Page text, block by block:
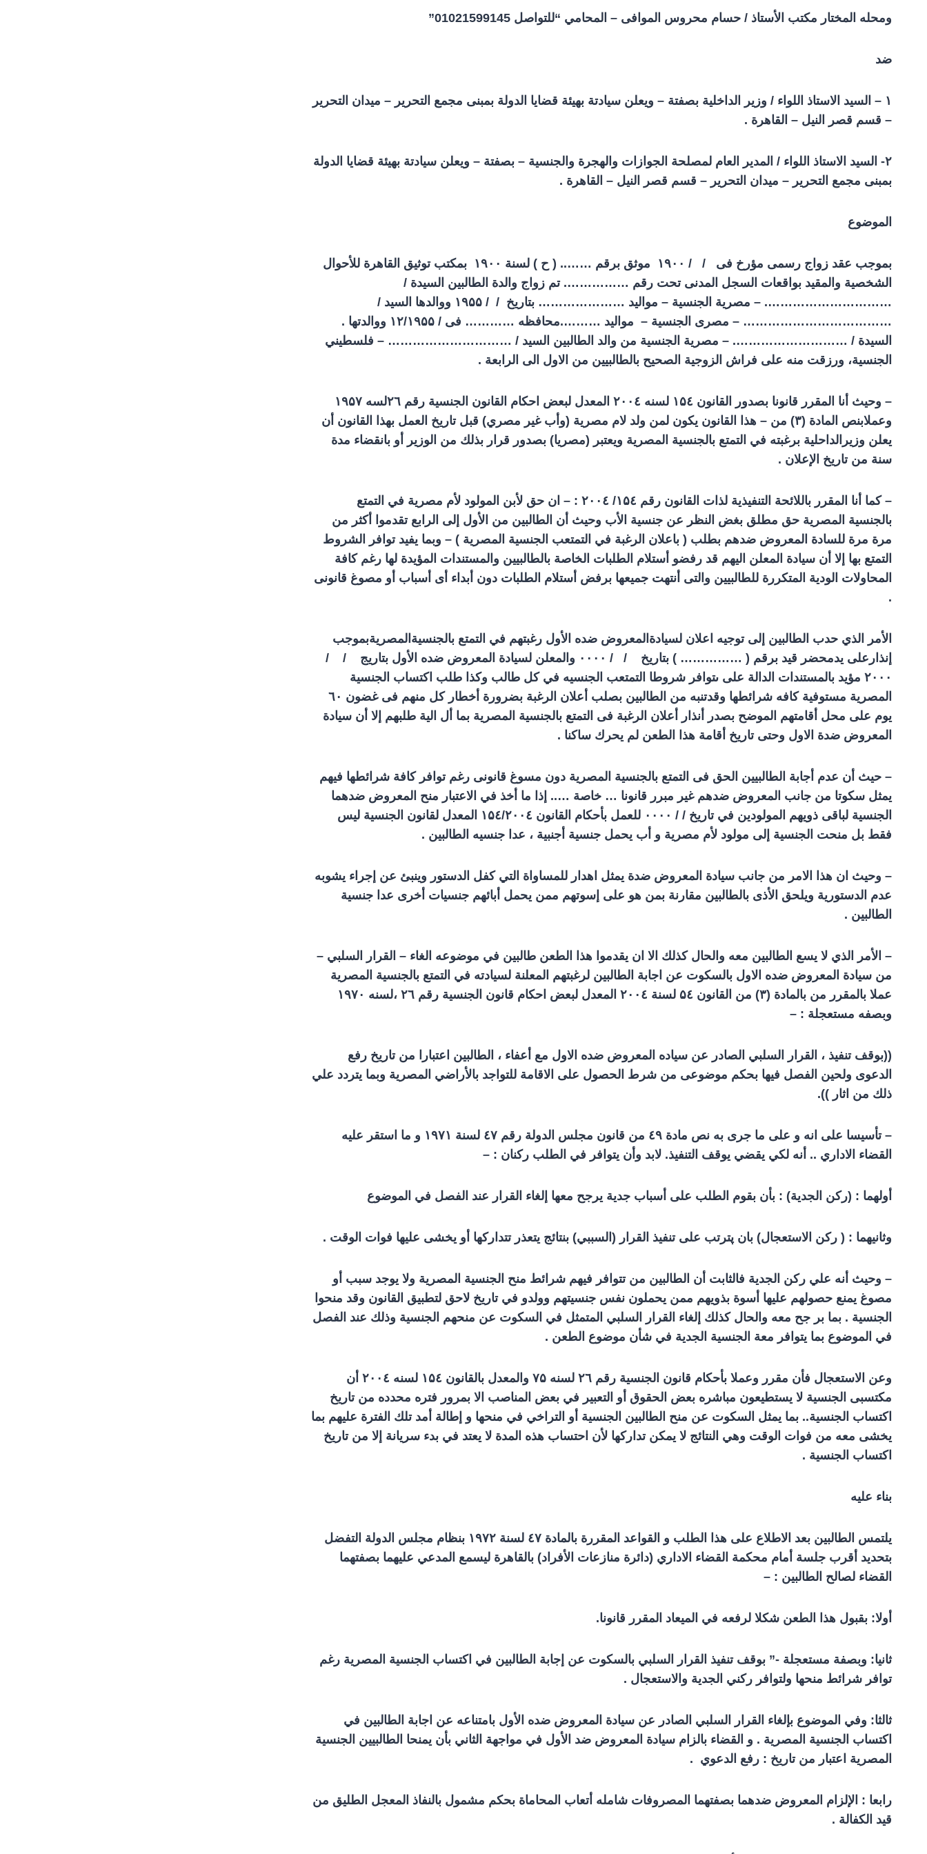
ومحله المختار مكتب الأستاذ / حسام محروس الموافى – المحامي “للتواصل 01021599145”
ضد
۱ –
السيد الاستاذ اللواء / وزير الداخلية بصفتة – ويعلن سيادتة بهيئة قضايا الدولة بمبنى مجمع التحرير – ميدان التحرير
– قسم قصر النيل – القاهرة .
۲-
السيد الاستاذ اللواء / المدير العام لمصلحة الجوازات والهجرة والجنسية – بصفتة – ويعلن سيادتة بهيئة قضايا الدولة
بمبنى مجمع التحرير – ميدان التحرير – قسم قصر النيل – القاهرة .
الموضوع
بموجب عقد زواج رسمى مؤرخ فى / / ۱۹۰۰ موثق برقم …….. ( ح ) لسنة ۱۹۰۰ بمكتب توثيق القاهرة للأحوال
الشخصية والمقيد بواقعات السجل المدنى تحت رقم ……………. تم زواج والدة الطالبين السيدة /
…………………………. – مصرية الجنسية – مواليد ………………… بتاريخ / /۱۹۵۵ ووالدها السيد /
……………………………… – مصرى الجنسية – مواليد ……….محافظه ………… فى /۱۲/۱۹۵۵ ووالدتها .
السيدة / ………………………. – مصرية الجنسية من والد الطالبين السيد / ………………………… – فلسطيني
الجنسية، ورزقت منه على فراش الزوجية الصحيح بالطالبيين من الاول الى الرابعة .
– وحيث أنا المقرر قانونا بصدور القانون ۱۵٤ لسنه ۲۰۰ ٤ المعدل لبعض احكام القانون الجنسية رقم ۲٦لسه
۱۹۵۷
وعملابنص المادة (۳) من – هذا القانون يكون لمن ولد لام مصرية (وأب غير مصري) قبل تاريخ العمل بهذا القانون أن
يعلن وزيرالداحلية برغبته في التمتع بالجنسية المصرية ويعتبر (مصريا) بصدور قرار بذلك من الوزير أو بانقضاء مدة
سنة من تاريخ الإعلان .
– كما أنا المقرر باللائحة التنفيذية لذات القانون رقم ۱۵٤/ ۲۰۰ ٤ : – ان حق لأبن المولود لأم مصرية في التمتع
بالجنسية المصرية حق مطلق بغض النظر عن جنسية الأب وحيث أن الطالبين من الأول إلى الرابع تقدموا أكثر من
مرة مرة للسادة المعروض ضدهم بطلب ( باعلان الرغبة في التمتعب الجنسية المصرية ) – وبما يفيد توافر الشروط
التمتع بها إلا أن سيادة المعلن اليهم قد رفضو أستلام الطلبات الخاصة بالطالبيين والمستندات المؤيدة لها رغم كافة
المحاولات الودية المتكررة للطالبيين والتى أنتهت جميعها برفض أستلام الطلبات دون أبداء أى أسباب أو مصوغ قانونى
.
الأمر الذي حدب الطالبين إلى توجيه اعلان لسيادةالمعروض ضده الأول رغبتهم في التمتع بالجنسيةالمصريةبموجب
إنذارعلى يدمحضر قيد برقم ( …………… ) بتاریخ / / ۰۰۰۰ والمعلن لسيادة المعروض ضده الأول بتاريج / /
۲۰۰۰ مؤيد بالمستندات الدالة على ىتوافر شروطا التمتعب الجنسيه في كل طالب وكذا طلب اكتساب الجنسية
المصرية مستوفية كافه شرائطها وقدتنبه من الطالبين بصلب أعلان الرغبة بضرورة أخطار كل منهم فى غضون ٦ ۰
يوم على محل أقامتهم الموضح بصدر أنذار أعلان الرغبة فى التمتع بالجنسية المصرية بما أل الية طلبهم إلا أن سيادة
المعروض ضدة الاول وحتى تاريخ أقامة هذا الطعن لم يحرك ساكنا .
– حيث أن عدم أجابة الطالبيين الحق فى التمتع بالجنسية المصرية دون مسوغ قانونى رغم توافر كافة شرائطها فيهم
يمثل سكوتا من جانب المعروض ضدهم غير مبرر قانونا … خاصة ….. إذا ما أخذ في الاعتبار منح المعروض ضدهما
الجنسية لباقى ذويهم المولودين في تاريخ / / ۰۰۰۰ للعمل بأحكام القانون ۱۵٤/۲۰۰
٤ المعدل لقانون الجنسية ليس
فقط بل منحت الجنسية إلى مولود لأم مصرية و أب يحمل جنسية أجنبية ، عدا جنسيه الطالبين .
– وحيث ان هذا الامر من جانب سيادة المعروض ضدة يمثل اهدار للمساواة التي كفل الدستور وينبئ عن إجراء يشوبه
عدم الدستورية ويلحق الأذى بالطالبين مقارنة بمن هو علی إسوتهم ممن يحمل أبائهم جنسيات أخرى عدا جنسية
الطالبين .
– الأمر الذي لا يسع الطالبين معه والحال كذلك الا ان يقدموا هذا الطعن طالبين في موضوعه الغاء – القرار السلبي –
من سيادة المعروض ضده الاول بالسكوت عن اجابة الطالبين لرغبتهم المعلنة لسيادته في التمتع بالجنسية المصرية
عملا بالمقرر من بالمادة (۳) من القانون ۵٤ لسنة ۲۰۰ ٤ المعدل لبعض احكام قانون الجنسية رقم ۲٦ ،لسنه
۱۹۷۰
وبصفه مستعجلة : –
((بوقف تنفيذ ، القرار السلبي الصادر عن سياده المعروض ضده الاول مع أعفاء ، الطالبين اعتبارا من تاريخ رفع
الدعوى ولحين الفصل فيها بحكم موضوعى من شرط الحصول على الاقامة للتواجد بالأراضي المصرية وبما يتردد علي
ذلك من اثار )).
– تأسيسا على انه و على ما جرى به نص مادة ٤۹ من قانون مجلس الدولة رقم ٤۷ لسنة ۱۹۷۱ و ما استقر عليه
القضاء الاداري .. أنه لكي يقضي يوقف التنفيذ. لابد وأن يتوافر في الطلب ركنان : –
أولهما : (ركن الجدية) : بأن بقوم الطلب على أسباب جدية يرجح معها إلغاء القرار عند الفصل في الموضوع
وثانيهما : ( ركن الاستعجال) بان پترتب على تنفيذ القرار (السببي) بنتائج يتعذر تتداركها أو يخشى عليها فوات الوقت .
– وحيث أنه علي ركن الجدية فالثابت أن الطالبين من تتوافر فيهم شرائط منح الجنسية المصرية ولا يوجد سبب أو
مصوغ يمنع حصولهم عليها أسوة بذويهم ممن يحملون نفس جنسيتهم وولدو في تاريخ لاحق لتطبيق القانون وقد منحوا
الجنسية . بما بر جح معه والحال كذلك إلغاء القرار السلبي المتمثل في السكوت عن منحهم الجنسية وذلك عند الفصل
في الموضوع بما يتوافر معة الجنسية الجدية في شأن موضوع الطعن .
وعن الاستعجال فأن مقرر وعملا بأحكام قانون الجنسية رقم ۲٦ لسنه ۷۵ والمعدل بالقانون ۱۵٤ لسنه ۲۰۰ ٤ أن
مكتسبى الجنسية لا يستطيعون مباشره بعض الحقوق أو التعبير في بعض المناصب الا بمرور فتره محدده من تاريخ
اكتساب الجنسية.. بما يمثل السكوت عن منح الطالبين الجنسية أو التراخي في منحها و إطالة أمد تلك الفترة عليهم بما
يخشى معه من فوات الوقت وهي النتائج لا يمكن تداركها لأن احتساب هذه المدة لا يعتد في بدء سريانة إلا من تاريخ
اكتساب الجنسية .
بناء عليه
يلتمس الطالبين بعد الاطلاع على هذا الطلب و القواعد المقررة بالمادة ٤۷ لسنة۱۹۷۲ بنظام مجلس الدولة التفضل
بتحديد أقرب جلسة أمام محكمة القضاء الاداري (دائرة منازعات الأفراد) بالقاهرة ليسمع المدعي عليهما بصفتهما
القضاء لصالح الطالبين : –
أولا: بقبول هذا الطعن شكلا لرفعه في الميعاد المقرر قانونا.
ثانيا: وبصفة مستعجلة -” بوقف تنفيذ القرار السلبي بالسكوت عن إجابة الطالبين في اكتساب الجنسية المصرية رغم
توافر شرائط منحها ولتوافر ركني الجدية والاستعجال .
ثالثا: وفي الموضوع بإلغاء القرار السلبي الصادر عن سيادة المعروض ضده الأول بامتناعه عن اجابة الطالبين في
اكتساب الجنسية المصرية . و القضاء بالزام سيادة المعروض ضد الأول في مواجهة الثاني بأن يمنحا الطالبيين الجنسية
المصرية اعتبار من تاريخ : رفع الدعوي .
رابعا : الإلزام المعروض ضدهما بصفتهما المصروفات شامله أتعاب المحاماة بحكم مشمول بالنفاذ المعجل الطليق من
قيد الكفالة .